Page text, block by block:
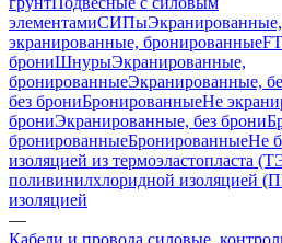
элементамиСИПы
экранированные, бронированные
брониШнурыЭкранированные,
бронированныеЭкранированные,
без брониБронированныеНе
брониЭкранированные, без брони
бронированныеБронированныеНе
изоляцией из термоэластопласта
поливинилхлоридной изоляцией
изоляцией
—
Кабели и провода силовые,